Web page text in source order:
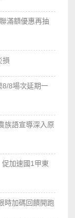
滿額優惠再抽
損
8場次延期一
族語宣導深入原
加速國1甲東
時加碼回饋開跑